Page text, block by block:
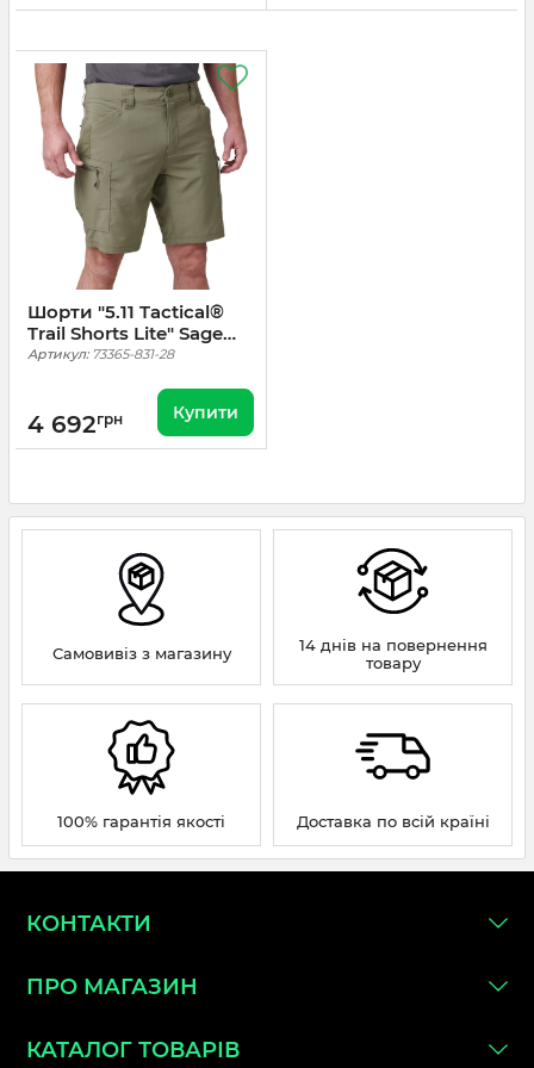
Шорти "5.11 Tactical®
Trail Shorts Lite" Sage
Green
Артикул: 73365-831-28
4 692грн Купити
Самовивіз з магазину
14 днів на повернення
товару
100% гарантія якості Доставка по всій країні
КОНТАКТИ
ПРО МАГАЗИН
КАТАЛОГ ТОВАРІВ